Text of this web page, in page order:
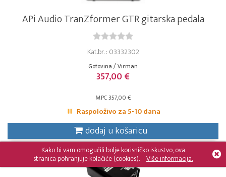
APi Audio TranZformer GTR gitarska pedala
Kat.br. : 03332302
Gotovina / Virman
357,00 €
MPC 357,00 €
Raspoloživo za 5-10 dana
dodaj u košaricu
Kako bi vam omogućili bolje korisničko iskustvo, ova
stranica pohranjuje kolačiće (cookies). Više informacija.